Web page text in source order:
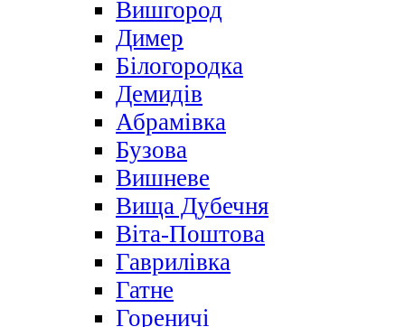
Вишгород
Димер
Білогородка
Демидів
Абрамівка
Бузова
Вишневе
Вища Дубечня
Віта-Поштова
Гаврилівка
Гатне
Гореничі